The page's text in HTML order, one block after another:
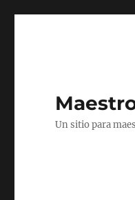
Un sitio para